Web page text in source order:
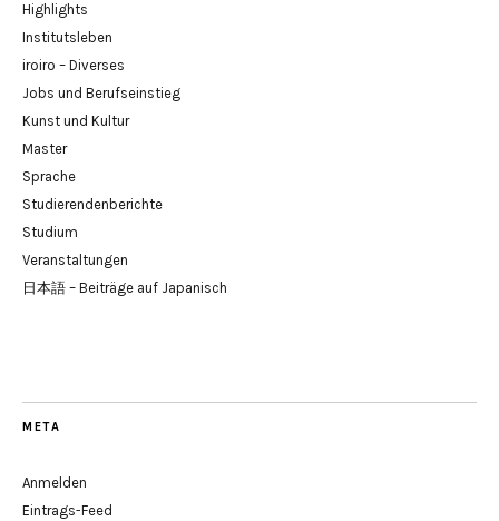
Highlights
Institutsleben
iroiro – Diverses
Jobs und Berufseinstieg
Kunst und Kultur
Master
Sprache
Studierendenberichte
Studium
Veranstaltungen
日本語 – Beiträge auf Japanisch
META
Anmelden
Eintrags-Feed